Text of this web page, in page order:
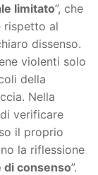
limitato”, che
rispetto al
dissenso.
violenti solo
della
Nella
verificare
il proprio
la riflessione
di consenso”.